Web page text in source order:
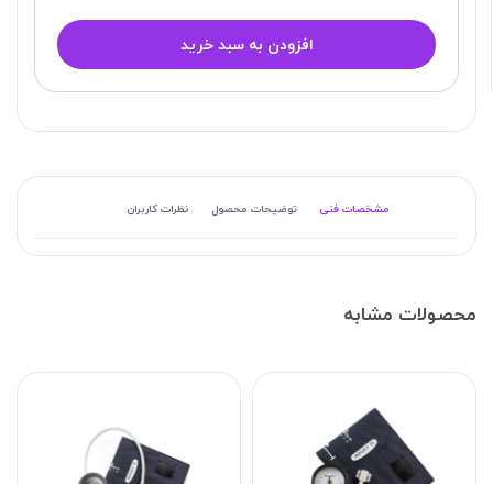
افزودن به سبد خرید
مشخصات فنی توضیحات محصول نظرات کاربران
محصولات مشابه